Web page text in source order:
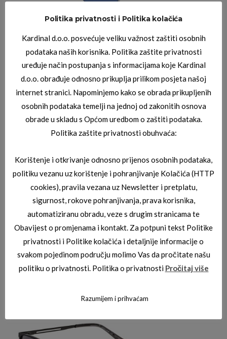
JAGUAR 03_7593_1000
JAGUAR 03_7252_4791
Politika privatnosti i Politika kolačića
Kardinal d.o.o. posvećuje veliku važnost zaštiti osobnih
podataka naših korisnika. Politika zaštite privatnosti
uređuje način postupanja s informacijama koje Kardinal
d.o.o. obrađuje odnosno prikuplja prilikom posjeta našoj
internet stranici. Napominjemo kako se obrada prikupljenih
osobnih podataka temelji na jednoj od zakonitih osnova
obrade u skladu s Općom uredbom o zaštiti podataka.
Politika zaštite privatnosti obuhvaća:
Korištenje i otkrivanje odnosno prijenos osobnih podataka,
politiku vezanu uz korištenje i pohranjivanje Kolačića (HTTP
cookies), pravila vezana uz Newsletter i pretplatu,
sigurnost, rokove pohranjivanja, prava korisnika,
automatiziranu obradu, veze s drugim stranicama te
Obavijest o promjenama i kontakt. Za potpuni tekst Politike
privatnosti i Politike kolačića i detaljnije informacije o
svakom pojedinom području molimo Vas da pročitate našu
politiku o privatnosti. Politika o privatnosti Pročitaj više
Razumijem i prihvaćam